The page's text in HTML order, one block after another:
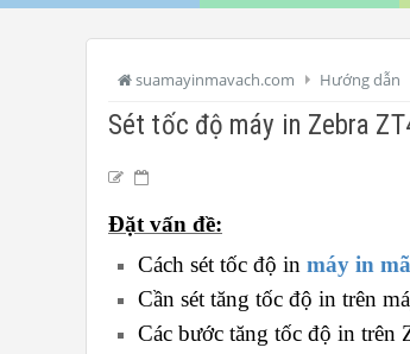
suamayinmavach.com Hướng dẫn
Sét tốc độ máy in Zebra
Đặt vấn đề:
Cách sét tốc độ in máy in
Cần sét tăng tốc độ in trên
Các bước tăng tốc độ in trên